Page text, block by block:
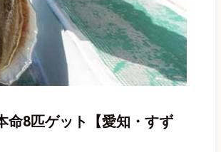
命8匹ゲット【愛知・すず